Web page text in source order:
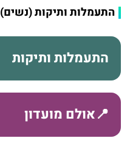
התעמלות ותיקות (נשים)
התעמלות ותיקות
📍אולם מועדון